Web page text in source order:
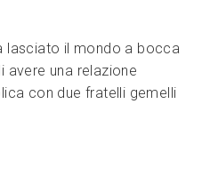
lasciato il mondo a bocca
avere una relazione
con due fratelli gemelli